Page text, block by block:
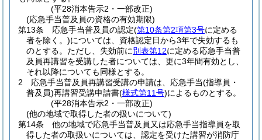
(平28消本告示2・一部改正)
(応急手当普及員の資格の有効期限)
第13条
応急手当普及員の認定(第10条第2項第3号に定める
者を除く。)については、資格認定日から3年で失効するも
のとする。 ただし、失効前に別表第12に定める応急手当普
及員再講習を受講した者については、更に3年間有効とし、
それ以降についても同様とする。
2
応急手当普及員再講習受講の申請は、応急手当(指導員・
普及員)再講習受講申請書(様式第11号)によるものとする。
(平28消本告示2・一部改正)
(他の地域で取得した者の扱いについて)
第14条
他の地域で応急手当普及員又は応急手当指導員を取
得した者の取扱いについては、認定を受けた講習が消防庁